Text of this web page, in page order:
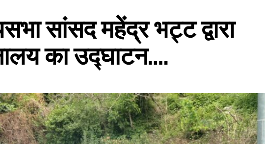
सांसद महेंद्र भट्ट द्वारा
का उद्घाटन….